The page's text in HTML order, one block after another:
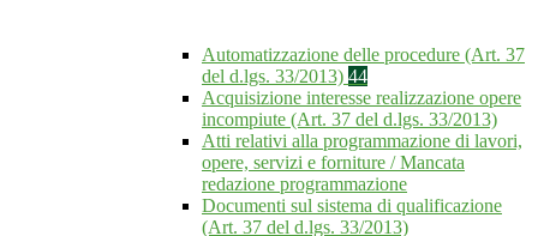
Automatizzazione delle procedure (Art. 37
del d.lgs. 33/2013) 44
Acquisizione interesse realizzazione opere
incompiute (Art. 37 del d.lgs. 33/2013)
Atti relativi alla programmazione di lavori,
opere, servizi e forniture / Mancata
redazione programmazione
Documenti sul sistema di qualificazione
(Art. 37 del d.lgs. 33/2013)